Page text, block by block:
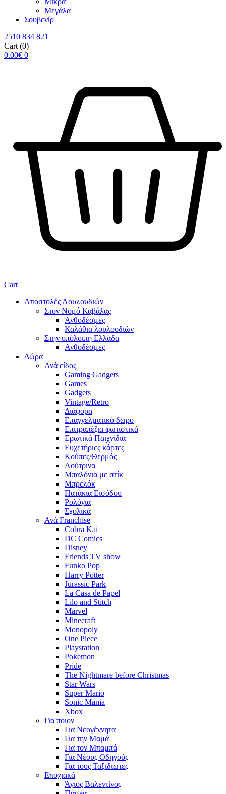
Μεγάλα
Σουβενίρ
2510 834 821
Cart (0)
0.00€ 0
Cart
Αποστολές Λουλουδιών
Στον Νομό Καβάλας
Ανθοδέσμες
Καλάθια λουλουδιών
Στην υπόλοιπη Ελλάδα
Ανθοδέσμες
Δώρα
Ανά είδος
Gaming Gadgets
Games
Gadgets
Vintage/Retro
Διάφορα
Επαγγελματικό δώρο
Επιτραπέζια φωτιστικά
Ερωτικά Παιχνίδια
Ευχετήριες κάρτες
Κούπες/Θερμός
Λούτρινα
Μπαλόνια με στίκ
Μπρελόκ
Πατάκια Εισόδου
Ρολόγια
Σχολικά
Ανά Franchise
Cobra Kai
DC Comics
Disney
Friends TV show
Funko Pop
Harry Potter
Jurassic Park
La Casa de Papel
Lilo and Stitch
Marvel
Minecraft
Monopoly
One Piece
Playstation
Pokemon
Pride
The Nightmare before Christmas
Star Wars
Super Mario
Sonic Mania
Xbox
Για ποιον
Για Νεογέννητα
Για την Μαμά
Για τον Μπαμπά
Για Νέους Οδηγούς
Για τους Ταξιδιώτες
Εποχιακά
Άγιος Βαλεντίνος